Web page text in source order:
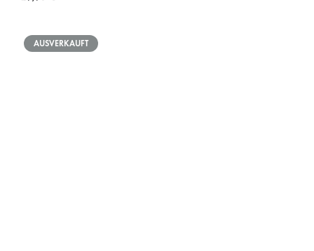
AUSVERKAUFT